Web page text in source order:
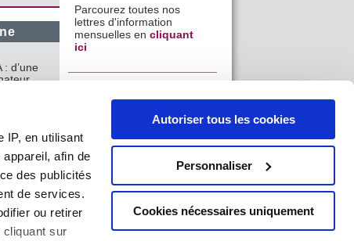
IP, en utilisant
afin de
des publicités
de services.
ou retirer
sur
Autoriser tous les cookies
Personnaliser
Cookies nécessaires uniquement
d’une
latino-
Parcourez toutes nos
lettres d'information
mensuelles en cliquant
ici